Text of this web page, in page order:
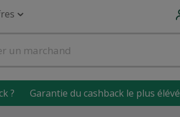
? Garantie du cashback le plus élévé